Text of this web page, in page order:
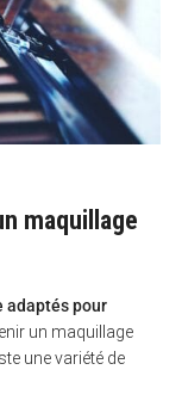
maquillage
adaptés pour
un maquillage
une variété de